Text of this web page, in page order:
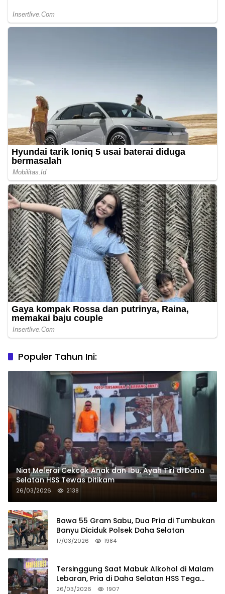
Populer Tahun Ini:
Niat Melerai Cekcok Anak dan Ibu, Ayah Tiri di Daha
Selatan HSS Tewas Ditikam
26/03/2026 2138
Bawa 55 Gram Sabu, Dua Pria di Tumbukan
Banyu Diciduk Polsek Daha Selatan
17/03/2026 1984
Tersinggung Saat Mabuk Alkohol di Malam
Lebaran, Pria di Daha Selatan HSS Tega
Tusuk Teman Sendiri
26/03/2026 1907